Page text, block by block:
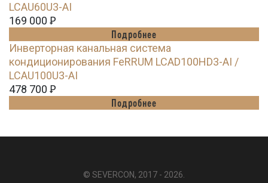
LCAU60U3-AI
169 000 Ꝑ
Подробнее
Инверторная канальная система
кондиционирования FeRRUM LCAD100HD3-AI /
LCAU100U3-AI
478 700 Ꝑ
Подробнее
© SEVERCON, 2017 - 2026.